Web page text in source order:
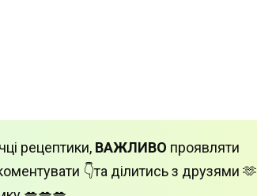
рецептики, ВАЖЛИВО проявляти
👇та ділитись з друзями 🫶